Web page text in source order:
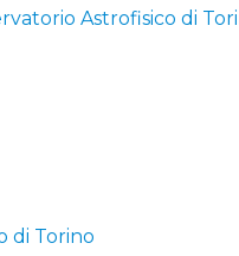
Astrofisico di
di Torino